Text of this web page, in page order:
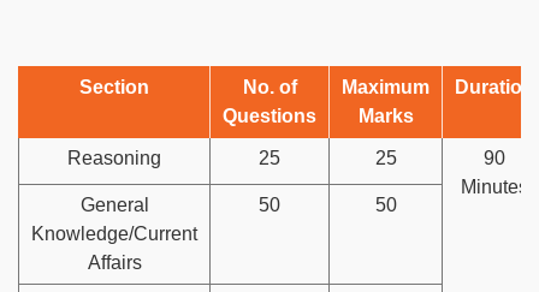
Section
No. of
Questions
Maximum
Marks
Duration
Reasoning 25 25
90
Minutes
General
Knowledge/Current
Affairs
50 50